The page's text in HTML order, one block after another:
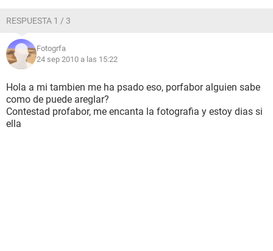
RESPUESTA 1 / 3
Fotogrfa
24 sep 2010 a las 15:22
Hola a mi tambien me ha psado eso, porfabor alguien sabe
como de puede areglar?
Contestad profabor, me encanta la fotografia y estoy dias si
ella